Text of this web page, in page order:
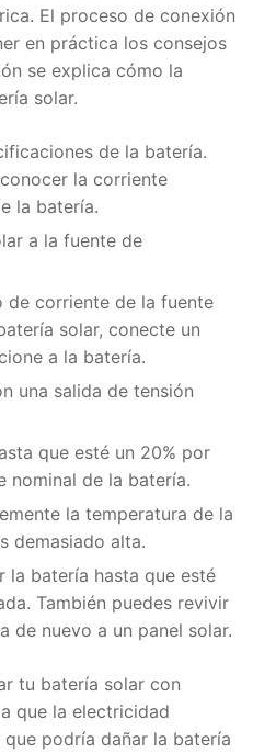
El proceso de conexión
en práctica los consejos
se explica cómo la
solar.
de la batería.
la corriente
la batería.
a la fuente de
de corriente de la fuente
solar, conecte un
a la batería.
una salida de tensión
que esté un 20% por
nominal de la batería.
la temperatura de la
demasiado alta.
la batería hasta que esté
También puedes revivir
de nuevo a un panel solar.
tu batería solar con
que la electricidad
podría dañar la batería